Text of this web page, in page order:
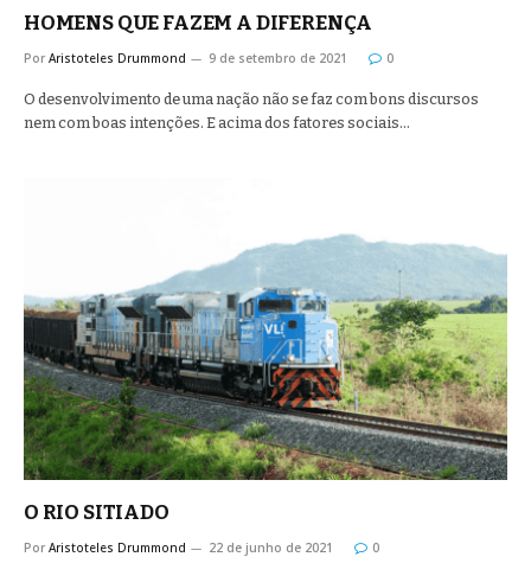
HOMENS QUE FAZEM A DIFERENÇA
Por Aristoteles Drummond 9 de setembro de 2021 0
O desenvolvimento de uma nação não se faz com bons discursos
nem com boas intenções. E acima dos fatores sociais…
O RIO SITIADO
Por Aristoteles Drummond 22 de junho de 2021 0